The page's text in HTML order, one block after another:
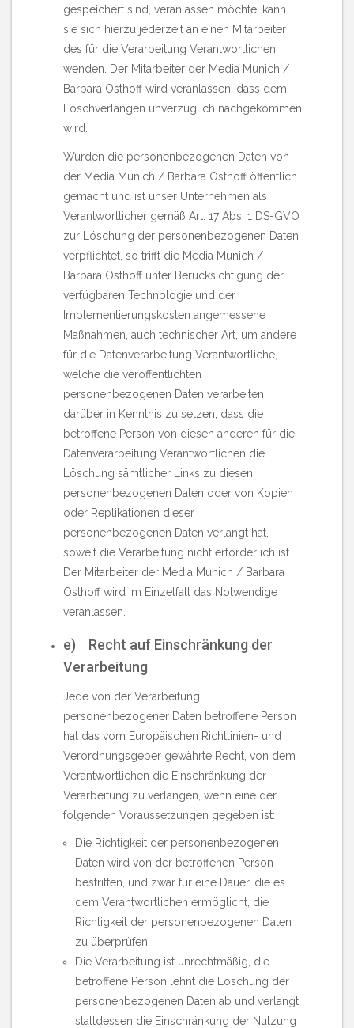
gespeichert sind, veranlassen möchte, kann
sie sich hierzu jederzeit an einen Mitarbeiter
des für die Verarbeitung Verantwortlichen
wenden. Der Mitarbeiter der Media Munich /
Barbara Osthoff wird veranlassen, dass dem
Löschverlangen unverzüglich nachgekommen
wird.
Wurden die personenbezogenen Daten von
der Media Munich / Barbara Osthoff öffentlich
gemacht und ist unser Unternehmen als
Verantwortlicher gemäß Art. 17 Abs. 1 DS-GVO
zur Löschung der personenbezogenen Daten
verpflichtet, so trifft die Media Munich /
Barbara Osthoff unter Berücksichtigung der
verfügbaren Technologie und der
Implementierungskosten angemessene
Maßnahmen, auch technischer Art, um andere
für die Datenverarbeitung Verantwortliche,
welche die veröffentlichten
personenbezogenen Daten verarbeiten,
darüber in Kenntnis zu setzen, dass die
betroffene Person von diesen anderen für die
Datenverarbeitung Verantwortlichen die
Löschung sämtlicher Links zu diesen
personenbezogenen Daten oder von Kopien
oder Replikationen dieser
personenbezogenen Daten verlangt hat,
soweit die Verarbeitung nicht erforderlich ist.
Der Mitarbeiter der Media Munich / Barbara
Osthoff wird im Einzelfall das Notwendige
veranlassen.
e) Recht auf Einschränkung der
Verarbeitung
Jede von der Verarbeitung
personenbezogener Daten betroffene Person
hat das vom Europäischen Richtlinien- und
Verordnungsgeber gewährte Recht, von dem
Verantwortlichen die Einschränkung der
Verarbeitung zu verlangen, wenn eine der
folgenden Voraussetzungen gegeben ist:
Die Richtigkeit der personenbezogenen
Daten wird von der betroffenen Person
bestritten, und zwar für eine Dauer, die es
dem Verantwortlichen ermöglicht, die
Richtigkeit der personenbezogenen Daten
zu überprüfen.
Die Verarbeitung ist unrechtmäßig, die
betroffene Person lehnt die Löschung der
personenbezogenen Daten ab und verlangt
stattdessen die Einschränkung der Nutzung